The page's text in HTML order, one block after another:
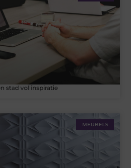
stad vol inspiratie
MEUBELS